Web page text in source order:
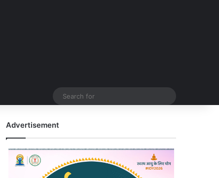
Advertisement